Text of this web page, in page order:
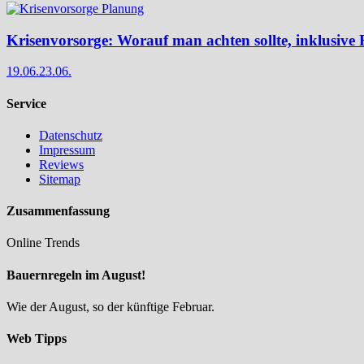
Krisenvorsorge: Worauf man achten sollte, inklusive
19.06.23.06.
Service
Datenschutz
Impressum
Reviews
Sitemap
Zusammenfassung
Online Trends
Bauernregeln im August!
Wie der August, so der künftige Februar.
Web Tipps